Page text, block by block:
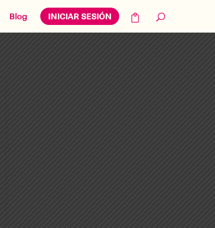
Blog INICIAR SESIÓN